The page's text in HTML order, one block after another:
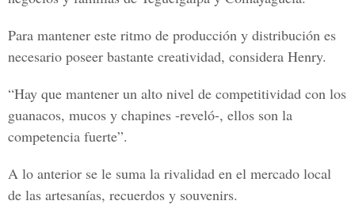
Para mantener este ritmo de producción y distribución es
necesario poseer bastante creatividad, considera Henry.
“Hay que mantener un alto nivel de competitividad con los
guanacos, mucos y chapines -reveló-, ellos son la
competencia fuerte”.
A lo anterior se le suma la rivalidad en el mercado local
de las artesanías, recuerdos y souvenirs.